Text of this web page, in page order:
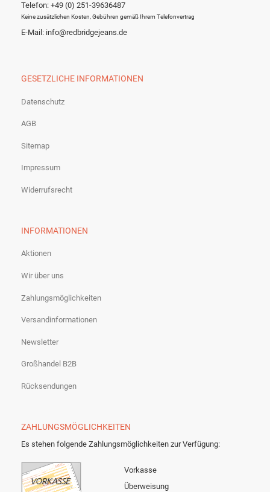
Telefon: +49 (0) 251-39636487
Keine zusätzlichen Kosten, Gebühren gemäß Ihrem Telefonvertrag
E-Mail: info@redbridgejeans.de
GESETZLICHE INFORMATIONEN
Datenschutz
AGB
Sitemap
Impressum
Widerrufsrecht
INFORMATIONEN
Aktionen
Wir über uns
Zahlungsmöglichkeiten
Versandinformationen
Newsletter
Großhandel B2B
Rücksendungen
ZAHLUNGSMÖGLICHKEITEN
Es stehen folgende Zahlungsmöglichkeiten zur Verfügung:
Vorkasse
Überweisung